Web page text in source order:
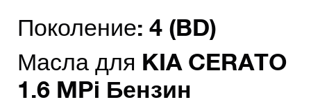
Поколение: 4 (BD)
Масла для KIA CERATO
1.6 MPi Бензин